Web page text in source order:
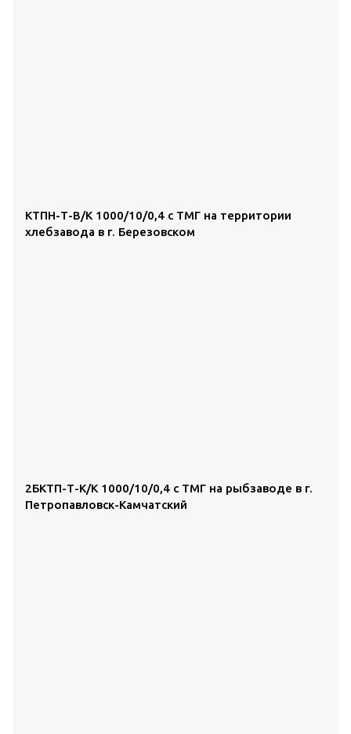
КТПН-Т-В/К 1000/10/0,4 с ТМГ на территории
хлебзавода в г. Березовском
2БКТП-Т-К/К 1000/10/0,4 с ТМГ на рыбзаводе в г.
Петропавловск-Камчатский